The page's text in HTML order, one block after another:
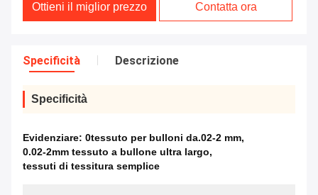
Ottieni il miglior prezzo Contatta ora
Specificità Descrizione
Specificità
Evidenziare: 0tessuto per bulloni da.02-2 mm,
0.02-2mm tessuto a bullone ultra largo,
tessuti di tessitura semplice